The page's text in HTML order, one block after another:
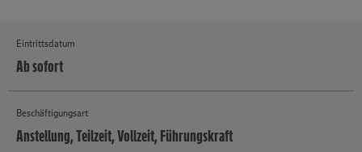
Eintrittsdatum
Ab sofort
Beschäftigungsart
Anstellung, Teilzeit, Vollzeit, Führungskraft